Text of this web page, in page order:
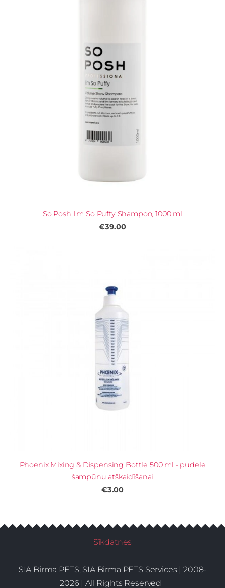
So Posh I'm So Puffy Shampoo, 1000 ml
€39.00
Phoenix Mixing & Dispensing Bottle 500 ml - pudele
šampūnu atšķaidīšanai
€3.00
Sīkdatnes
SIA Birma PETS, SIA Birma PETS Services | 2008-
2026 | All Rights Reserved